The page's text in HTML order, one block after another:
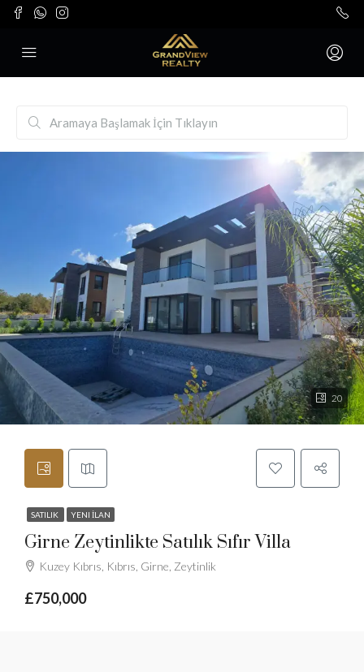
20
SATILIK YENI İLAN
Girne Zeytinlikte Satılık Sıfır Villa
Kuzey Kıbrıs, Kıbrıs, Girne, Zeytinlik
£750,000